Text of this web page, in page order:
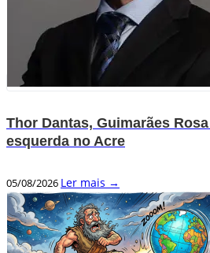
Thor Dantas, Guimarães
esquerda no Acre
05/08/2026 Ler mais →